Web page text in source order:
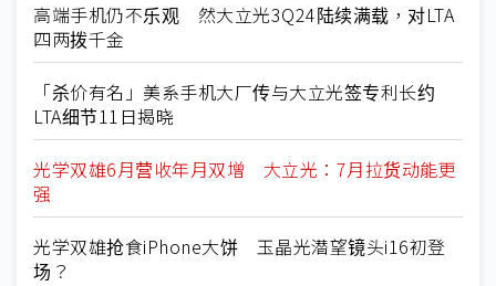
高端手机仍不乐观 然大立光3Q24陆续满载，对LTA
四两拨千金
「杀价有名」美系手机大厂传与大立光签专利长约
LTA细节11日揭晓
光学双雄6月营收年月双增 大立光：7月拉货动能更
强
光学双雄抢食iPhone大饼 玉晶光潜望镜头i16初登
场？